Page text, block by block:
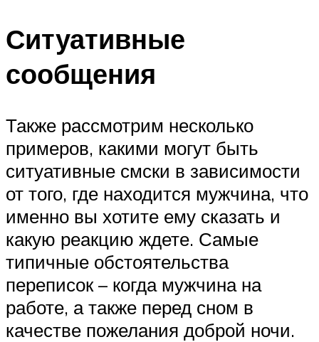
Ситуативные
сообщения
Также рассмотрим несколько
примеров, какими могут быть
ситуативные смски в зависимости
от того, где находится мужчина, что
именно вы хотите ему сказать и
какую реакцию ждете. Самые
типичные обстоятельства
переписок – когда мужчина на
работе, а также перед сном в
качестве пожелания доброй ночи.